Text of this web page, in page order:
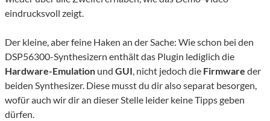
eindrucksvoll zeigt.
Der kleine, aber feine Haken an der Sache: Wie schon bei den
DSP56300-Synthesizern enthält das Plugin lediglich die
Hardware-Emulation und GUI, nicht jedoch die Firmware der
beiden Synthesizer. Diese musst du dir also separat besorgen,
wofür auch wir dir an dieser Stelle leider keine Tipps geben
dürfen.